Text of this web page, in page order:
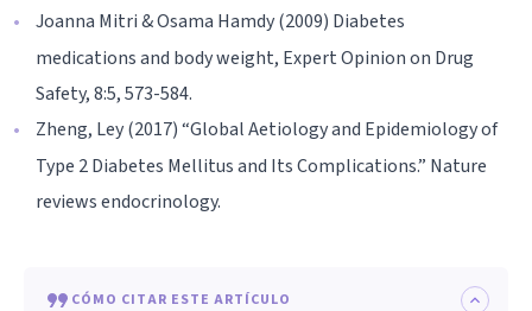
Joanna Mitri & Osama Hamdy (2009) Diabetes
medications and body weight, Expert Opinion on Drug
Safety, 8:5, 573-584.
Zheng, Ley (2017) “Global Aetiology and Epidemiology of
Type 2 Diabetes Mellitus and Its Complications.” Nature
reviews endocrinology.
CÓMO CITAR ESTE ARTÍCULO